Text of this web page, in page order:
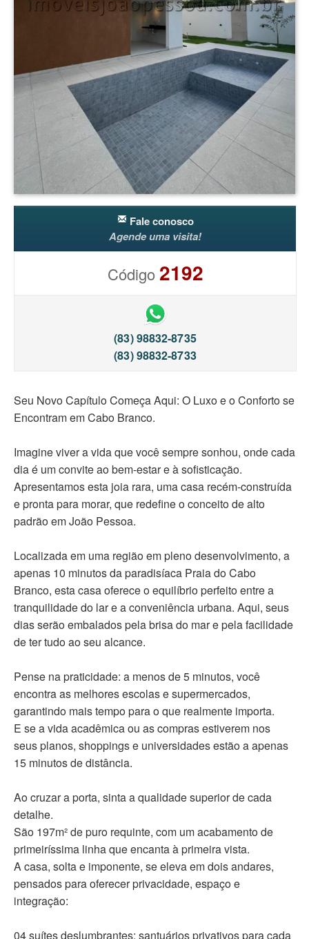
Fale conosco
Agende uma visita!
Código2192
(83) 98832-8735
(83) 98832-8733
Seu Novo Capítulo Começa Aqui: O Luxo e o Conforto se
Encontram em Cabo Branco.
Imagine viver a vida que você sempre sonhou, onde cada
dia é um convite ao bem-estar e à sofisticação.
Apresentamos esta joia rara, uma casa recém-construída
e pronta para morar, que redefine o conceito de alto
padrão em João Pessoa.
Localizada em uma região em pleno desenvolvimento, a
apenas 10 minutos da paradisíaca Praia do Cabo
Branco, esta casa oferece o equilíbrio perfeito entre a
tranquilidade do lar e a conveniência urbana. Aqui, seus
dias serão embalados pela brisa do mar e pela facilidade
de ter tudo ao seu alcance.
Pense na praticidade: a menos de 5 minutos, você
encontra as melhores escolas e supermercados,
garantindo mais tempo para o que realmente importa.
E se a vida acadêmica ou as compras estiverem nos
seus planos, shoppings e universidades estão a apenas
15 minutos de distância.
Ao cruzar a porta, sinta a qualidade superior de cada
detalhe.
São 197m² de puro requinte, com um acabamento de
primeiríssima linha que encanta à primeira vista.
A casa, solta e imponente, se eleva em dois andares,
pensados para oferecer privacidade, espaço e
integração:
04 suítes deslumbrantes: santuários privativos para cada